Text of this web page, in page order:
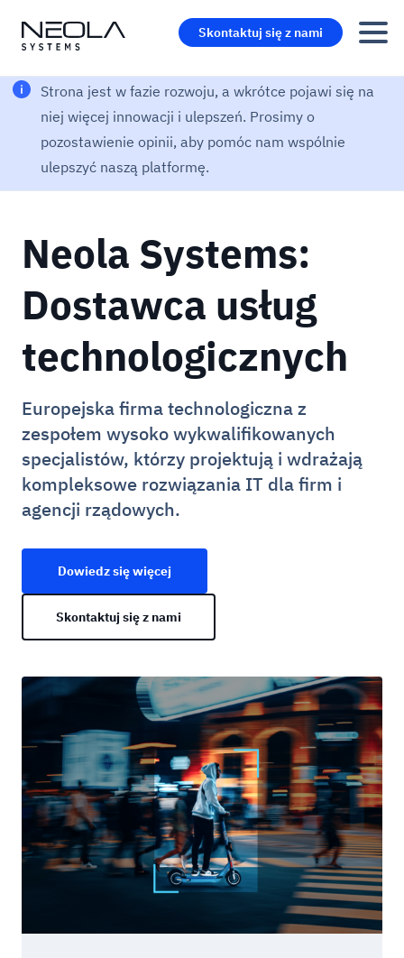
Skontaktuj się z nami
Strona jest w fazie rozwoju, a wkrótce pojawi się na
niej więcej innowacji i ulepszeń. Prosimy o
pozostawienie opinii, aby pomóc nam wspólnie
ulepszyć naszą platformę.
Neola Systems:
Dostawca usług
technologicznych
Europejska firma technologiczna z
zespołem wysoko wykwalifikowanych
specjalistów, którzy projektują i wdrażają
kompleksowe rozwiązania IT dla firm i
agencji rządowych.
Dowiedz się więcej
Skontaktuj się z nami